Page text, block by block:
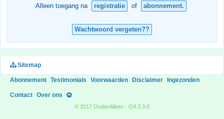
Alleen toegang na registratie of abonnement.
Wachtwoord vergeten??
Sitemap
Abonnement Testimonials Voorwaarden Disclaimer Ingezonden
Contact Over ons
© 2017 OuderAlleen - OA 3.3.0